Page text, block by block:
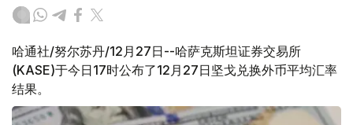
哈通社/努尔苏丹/12月27日--哈萨克斯坦证券交易所
(KASE)于今日17时公布了12月27日坚戈兑换外币平均汇率
结果。